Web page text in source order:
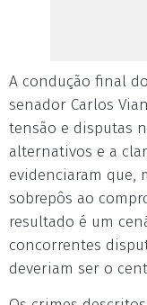
A condução final
senador Carlos
tensão e disputas
alternativos e a
evidenciaram que,
sobrepôs ao
resultado é um
concorrentes
deveriam ser o